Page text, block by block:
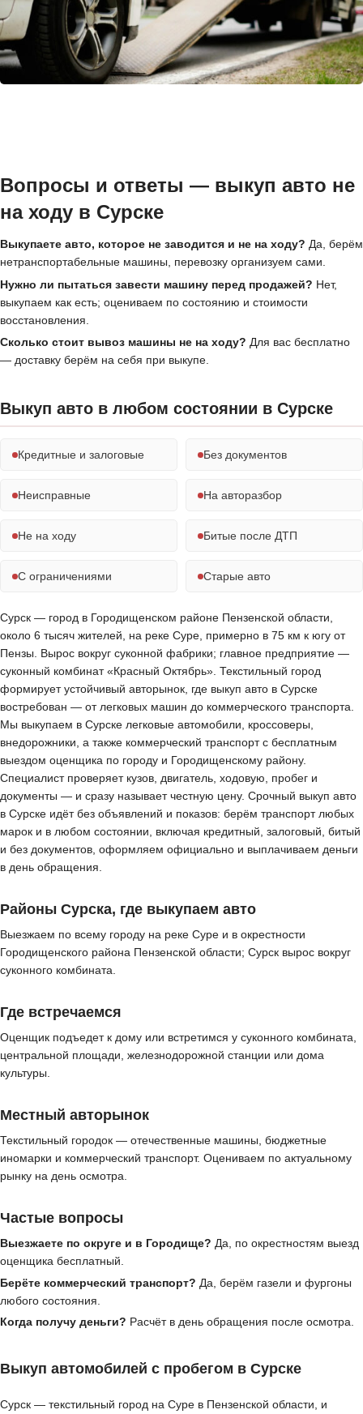
Вопросы и ответы — выкуп авто не
на ходу в Сурске
Выкупаете авто, которое не заводится и не на ходу? Да, берём
нетранспортабельные машины, перевозку организуем сами.
Нужно ли пытаться завести машину перед продажей? Нет,
выкупаем как есть; оцениваем по состоянию и стоимости
восстановления.
Сколько стоит вывоз машины не на ходу? Для вас бесплатно
— доставку берём на себя при выкупе.
Выкуп авто в любом состоянии в Сурске
Кредитные и залоговые Без документов
Неисправные На авторазбор
Не на ходу Битые после ДТП
С ограничениями Старые авто
Сурск — город в Городищенском районе Пензенской области,
около 6 тысяч жителей, на реке Суре, примерно в 75 км к югу от
Пензы. Вырос вокруг суконной фабрики; главное предприятие —
суконный комбинат «Красный Октябрь». Текстильный город
формирует устойчивый авторынок, где выкуп авто в Сурске
востребован — от легковых машин до коммерческого транспорта.
Мы выкупаем в Сурске легковые автомобили, кроссоверы,
внедорожники, а также коммерческий транспорт с бесплатным
выездом оценщика по городу и Городищенскому району.
Специалист проверяет кузов, двигатель, ходовую, пробег и
документы — и сразу называет честную цену. Срочный выкуп авто
в Сурске идёт без объявлений и показов: берём транспорт любых
марок и в любом состоянии, включая кредитный, залоговый, битый
и без документов, оформляем официально и выплачиваем деньги
в день обращения.
Районы Сурска, где выкупаем авто
Выезжаем по всему городу на реке Суре и в окрестности
Городищенского района Пензенской области; Сурск вырос вокруг
суконного комбината.
Где встречаемся
Оценщик подъедет к дому или встретимся у суконного комбината,
центральной площади, железнодорожной станции или дома
культуры.
Местный авторынок
Текстильный городок — отечественные машины, бюджетные
иномарки и коммерческий транспорт. Оцениваем по актуальному
рынку на день осмотра.
Частые вопросы
Выезжаете по округе и в Городище? Да, по окрестностям выезд
оценщика бесплатный.
Берёте коммерческий транспорт? Да, берём газели и фургоны
любого состояния.
Когда получу деньги? Расчёт в день обращения после осмотра.
Выкуп автомобилей с пробегом в Сурске
Сурск — текстильный город на Суре в Пензенской области, и